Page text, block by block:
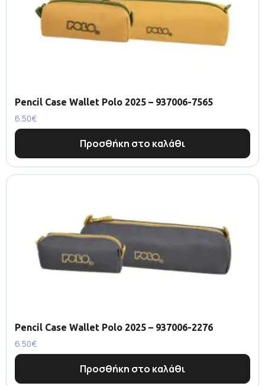
Pencil Case Wallet Polo 2025 – 937006-7565
6.50€
Προσθήκη στο καλάθι
Pencil Case Wallet Polo 2025 – 937006-2276
6.50€
Προσθήκη στο καλάθι